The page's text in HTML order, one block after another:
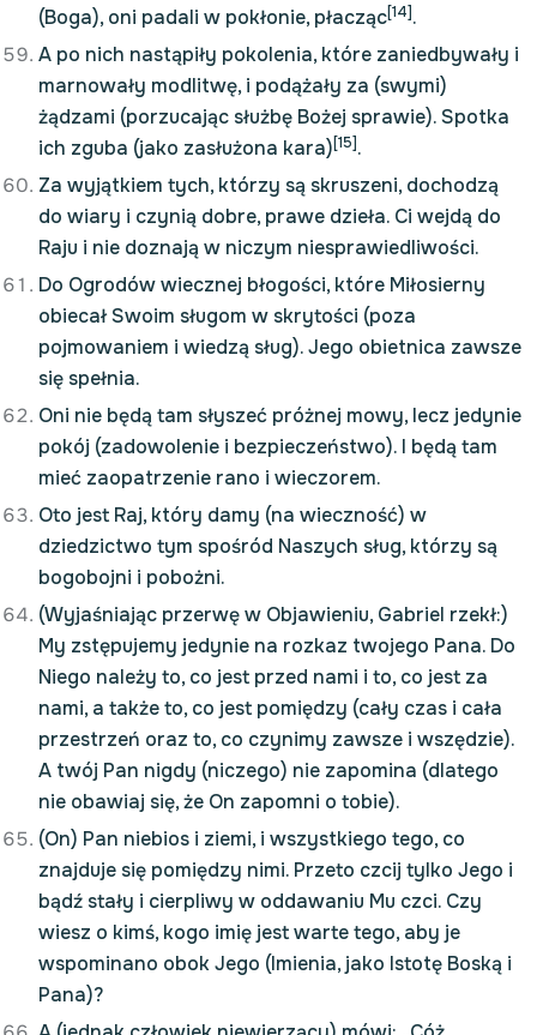
(Boga), oni padali w pokłonie, płacząc[14].
A po nich nastąpiły pokolenia, które zaniedbywały i
marnowały modlitwę, i podążały za (swymi)
żądzami (porzucając służbę Bożej sprawie). Spotka
ich zguba (jako zasłużona kara)[15].
Za wyjątkiem tych, którzy są skruszeni, dochodzą
do wiary i czynią dobre, prawe dzieła. Ci wejdą do
Raju i nie doznają w niczym niesprawiedliwości.
Do Ogrodów wiecznej błogości, które Miłosierny
obiecał Swoim sługom w skrytości (poza
pojmowaniem i wiedzą sług). Jego obietnica zawsze
się spełnia.
Oni nie będą tam słyszeć próżnej mowy, lecz jedynie
pokój (zadowolenie i bezpieczeństwo). I będą tam
mieć zaopatrzenie rano i wieczorem.
Oto jest Raj, który damy (na wieczność) w
dziedzictwo tym spośród Naszych sług, którzy są
bogobojni i pobożni.
(Wyjaśniając przerwę w Objawieniu, Gabriel rzekł:)
My zstępujemy jedynie na rozkaz twojego Pana. Do
Niego należy to, co jest przed nami i to, co jest za
nami, a także to, co jest pomiędzy (cały czas i cała
przestrzeń oraz to, co czynimy zawsze i wszędzie).
A twój Pan nigdy (niczego) nie zapomina (dlatego
nie obawiaj się, że On zapomni o tobie).
(On) Pan niebios i ziemi, i wszystkiego tego, co
znajduje się pomiędzy nimi. Przeto czcij tylko Jego i
bądź stały i cierpliwy w oddawaniu Mu czci. Czy
wiesz o kimś, kogo imię jest warte tego, aby je
wspominano obok Jego (Imienia, jako Istotę Boską i
Pana)?